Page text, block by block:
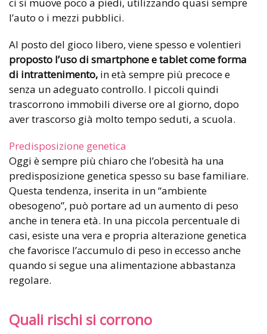
ci si muove poco a piedi, utilizzando quasi sempre
l’auto o i mezzi pubblici.
Al posto del gioco libero, viene spesso e volentieri
proposto l’uso di smartphone e tablet come forma
di intrattenimento, in età sempre più precoce e
senza un adeguato controllo. I piccoli quindi
trascorrono immobili diverse ore al giorno, dopo
aver trascorso già molto tempo seduti, a scuola.
Predisposizione genetica
Oggi è sempre più chiaro che l’obesità ha una
predisposizione genetica spesso su base familiare.
Questa tendenza, inserita in un “ambiente
obesogeno”, può portare ad un aumento di peso
anche in tenera età. In una piccola percentuale di
casi, esiste una vera e propria alterazione genetica
che favorisce l’accumulo di peso in eccesso anche
quando si segue una alimentazione abbastanza
regolare.
Quali rischi si corrono